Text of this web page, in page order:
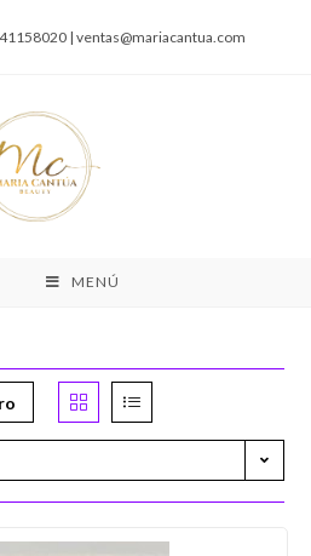
| ventas@mariacantua.com
MENÚ